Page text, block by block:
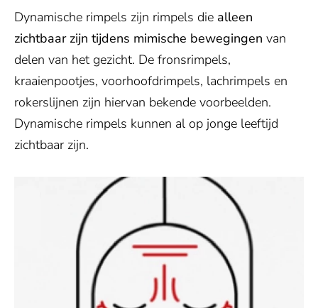
Dynamische rimpels zijn rimpels die alleen
zichtbaar zijn tijdens mimische bewegingen van
delen van het gezicht. De fronsrimpels,
kraaienpootjes, voorhoofdrimpels, lachrimpels en
rokerslijnen zijn hiervan bekende voorbeelden.
Dynamische rimpels kunnen al op jonge leeftijd
zichtbaar zijn.